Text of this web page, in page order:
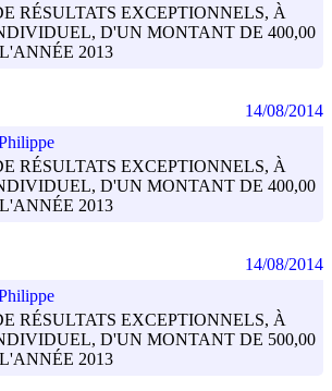
RÉSULTATS EXCEPTIONNELS, À
D'UN MONTANT DE 400,00
2013
RÉSULTATS EXCEPTIONNELS, À
D'UN MONTANT DE 400,00
2013
14/08/2014
RÉSULTATS EXCEPTIONNELS, À
D'UN MONTANT DE 500,00
2013
14/08/2014